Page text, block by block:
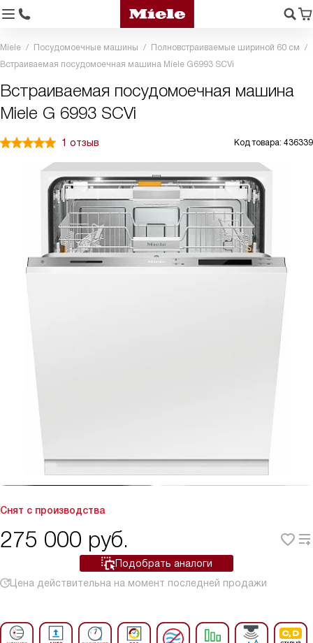
Miele Посудомоечные машины
Полновстраиваемые шириной 60 см
Встраиваемая посудомоечная машина Miele G6993 SCVi
Встраиваемая посудомоечная машина
Miele G 6993 SCVi
1 отзыв Код товара: 436339
Снят с производства
275 000 руб.
Подобрать аналоги
Цена действительна на момент последней продажи